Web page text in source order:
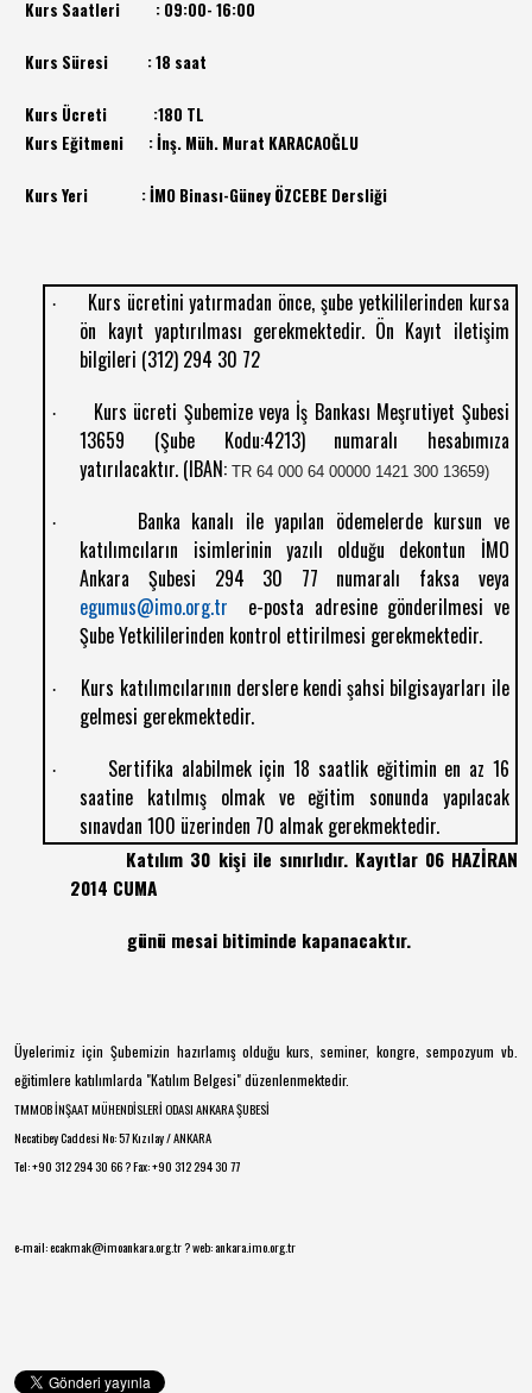
Kurs Saatleri : 09:00- 16:00
Kurs Süresi :18 saat
Kurs Ücreti :180 TL
Kurs Eğitmeni : İnş. Müh. Murat KARACAOĞLU
Kurs Yeri : İMO Binası-Güney ÖZCEBE Dersliği
·
Kurs ücretini yatırmadan önce, şube yetkililerinden kursa
ön kayıt yaptırılması gerekmektedir. Ön Kayıt iletişim
bilgileri (312) 294 30 72
·
Kurs ücreti Şubemize veya İş Bankası Meşrutiyet Şubesi
13659 (Şube Kodu:4213) numaralı hesabımıza
yatırılacaktır. (IBAN:TR 64 000 64 00000 1421 300 13659)
·
Banka kanalı ile yapılan ödemelerde kursun ve
katılımcıların isimlerinin yazılı olduğu dekontun İMO
Ankara Şubesi 294 30 77 numaralı faksa veya
egumus@imo.org.tr e-posta adresine gönderilmesi ve
Şube Yetkililerinden kontrol ettirilmesi gerekmektedir.
·
Kurs katılımcılarının derslere kendi şahsi bilgisayarları ile
gelmesi gerekmektedir.
·
Sertifika alabilmek için 18 saatlik eğitimin en az 16
saatine katılmış olmak ve eğitim sonunda yapılacak
sınavdan 100 üzerinden 70 almak gerekmektedir.
Katılım 30 kişi ile sınırlıdır. Kayıtlar 06 HAZİRAN
2014 CUMA
günü mesai bitiminde kapanacaktır.
Üyelerimiz için Şubemizin hazırlamış olduğu kurs, seminer, kongre, sempozyum vb.
eğitimlere katılımlarda "Katılım Belgesi" düzenlenmektedir.
TMMOB İNŞAAT MÜHENDİSLERİ ODASI ANKARA ŞUBESİ
Necatibey Caddesi No: 57 Kızılay / ANKARA
Tel: +90 312 294 30 66 ? Fax: +90 312 294 30 77
e-mail: ecakmak@imoankara.org.tr ? web: ankara.imo.org.tr